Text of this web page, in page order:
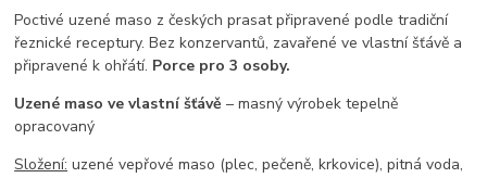
Poctivé uzené maso z českých prasat připravené podle tradiční
řeznické receptury. Bez konzervantů, zavařené ve vlastní šťávě a
připravené k ohřátí. Porce pro 3 osoby.
Uzené maso ve vlastní šťávě– masný výrobek tepelně
opracovaný
Složení: uzené vepřové maso (plec, pečeně, krkovice), pitná voda,